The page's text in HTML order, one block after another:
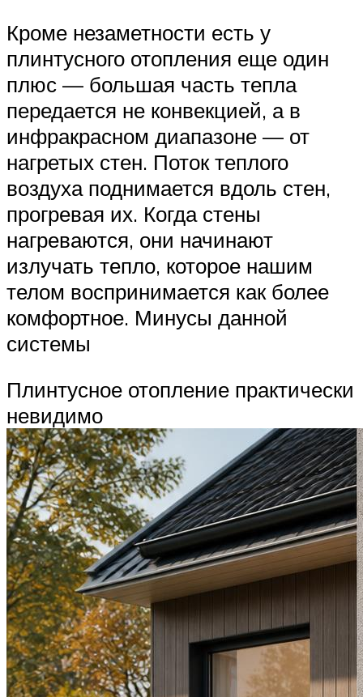
Кроме незаметности есть у
плинтусного отопления еще один
плюс — большая часть тепла
передается не конвекцией, а в
инфракрасном диапазоне — от
нагретых стен. Поток теплого
воздуха поднимается вдоль стен,
прогревая их. Когда стены
нагреваются, они начинают
излучать тепло, которое нашим
телом воспринимается как более
комфортное. Минусы данной
системы
Плинтусное отопление практически
невидимо